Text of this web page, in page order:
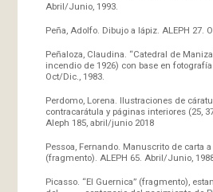
Abril/Junio, 1993.
Peña, Adolfo. Dibujo a lápiz. ALEPH 27.
Peñaloza, Claudina. “Catedral de
incendio de 1926) con base en fotografía
Oct/Dic., 1983.
Perdomo, Lorena. Ilustraciones de
contracarátula y páginas interiores (25,
Aleph 185, abril/junio 2018
Pessoa, Fernando. Manuscrito de carta
(fragmento). ALEPH 65. Abril/Junio,
Picasso. “El Guernica” (fragmento),